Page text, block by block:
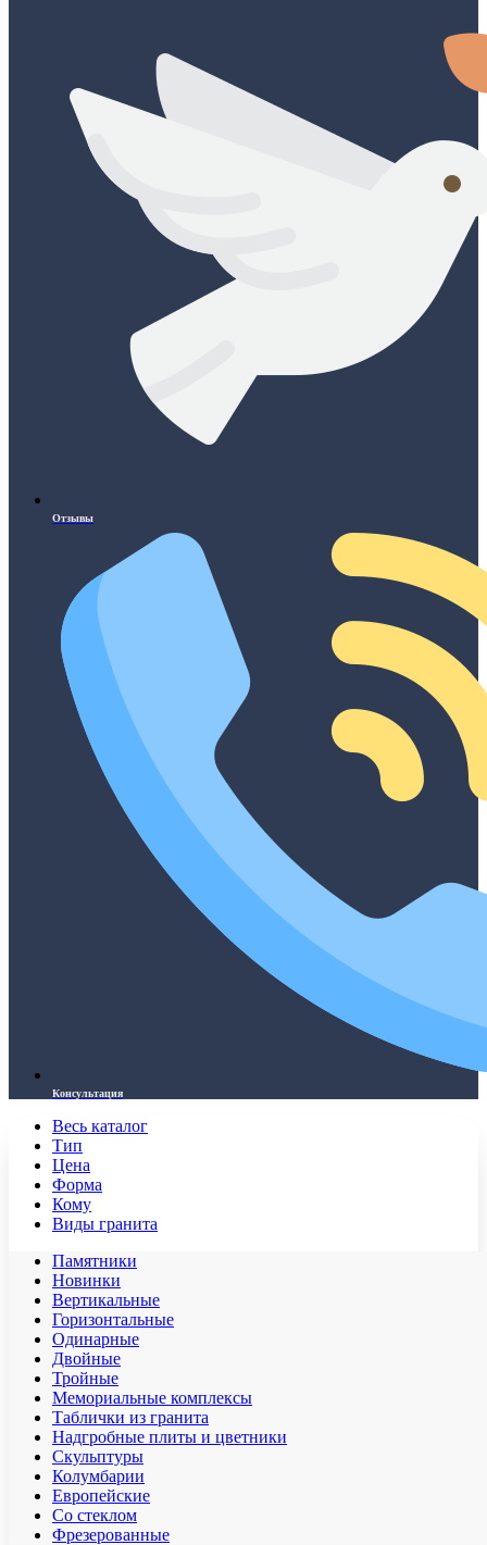
Отзывы
Консультация
Весь каталог
Тип
Цена
Форма
Кому
Виды гранита
Памятники
Новинки
Вертикальные
Горизонтальные
Одинарные
Двойные
Тройные
Мемориальные комплексы
Таблички из гранита
Надгробные плиты и цветники
Скульптуры
Колумбарии
Европейские
Со стеклом
Фрезерованные